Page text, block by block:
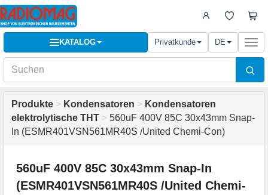
KATALOG Privatkunde DE
Produkte > Kondensatoren > Kondensatoren
elektrolytische THT > 560uF 400V 85C 30x43mm Snap-
In (ESMR401VSN561MR40S /United Chemi-Con)
560uF 400V 85C 30x43mm Snap-In
(ESMR401VSN561MR40S /United Chemi-